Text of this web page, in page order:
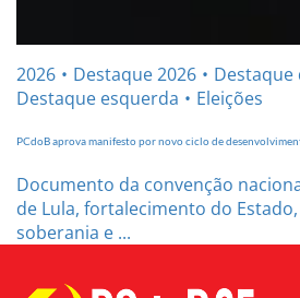
2026 Destaque 2026
Destaque
Destaque esquerda
Eleições
PCdoB aprova manifesto por novo ciclo de
Documento da convenção
de Lula, fortalecimento do
soberania e ...